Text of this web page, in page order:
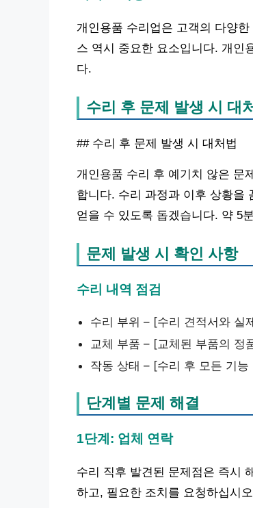
개인용품 수리업은 고객의 다양
스 역시 중요한 요소입니다. 개인
다.
수리 후 문제 발생 시 대
## 수리 후 문제 발생 시 대처법
개인용품 수리 후 예기치 않은 문
합니다. 수리 과정과 이후 상황을
얻을 수 있도록 돕겠습니다. 약 5
문제 발생 시 확인 사항
수리 내역 점검
수리 부위 – [수리 견적서와 실
교체 부품 – [교체된 부품의 정
작동 상태 – [수리 후 모든 기능
단계별 문제 해결
1단계: 업체 연락
수리 직후 발견된 문제점은 즉시
하고, 필요한 조치를 요청하십시